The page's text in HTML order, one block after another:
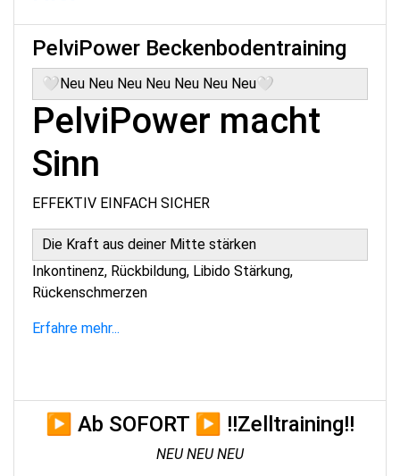
PelviPower Beckenbodentraining
🤍Neu Neu Neu Neu Neu Neu Neu🤍
PelviPower macht
Sinn
EFFEKTIV EINFACH SICHER
Die Kraft aus deiner Mitte stärken
Inkontinenz, Rückbildung, Libido Stärkung,
Rückenschmerzen
Erfahre mehr...
▶ Ab SOFORT ▶ !!Zelltraining!!
NEU NEU NEU